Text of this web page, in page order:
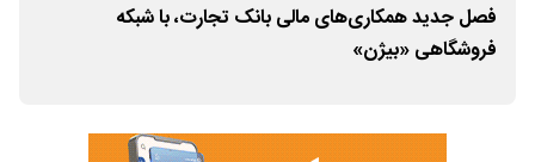
فصل جدید همکاری‌های مالی بانک تجارت، با شبکه
فروشگاهی «بیژن»